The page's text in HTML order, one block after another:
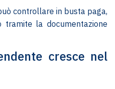
controllare in busta paga,
tramite la documentazione
cresce nel